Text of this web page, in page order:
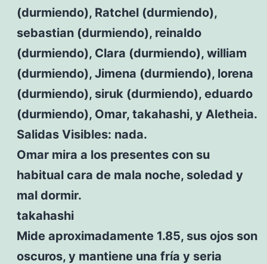
(durmiendo), Ratchel (durmiendo),
sebastian (durmiendo), reinaldo
(durmiendo), Clara (durmiendo), william
(durmiendo), Jimena (durmiendo), lorena
(durmiendo), siruk (durmiendo), eduardo
(durmiendo), Omar, takahashi, y Aletheia.
Salidas Visibles: nada.
Omar mira a los presentes con su
habitual cara de mala noche, soledad y
mal dormir.
takahashi
Mide aproximadamente 1.85, sus ojos son
oscuros, y mantiene una fría y seria